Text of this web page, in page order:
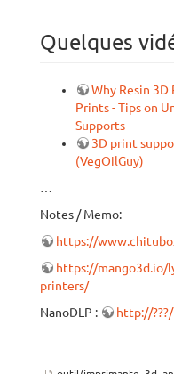
Quelques
Why Resin 3D
Prints - Tips on
Supports
3D print
(VegOilGuy)
…
Notes / Memo:
https://
https://mango3d.io/
printers/
NanoDLP :
http://???/